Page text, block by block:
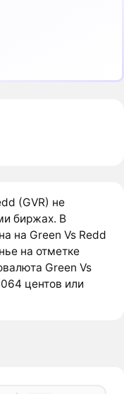
(GVR) не
биржах. В
на Green Vs Redd
на отметке
Green Vs
центов или